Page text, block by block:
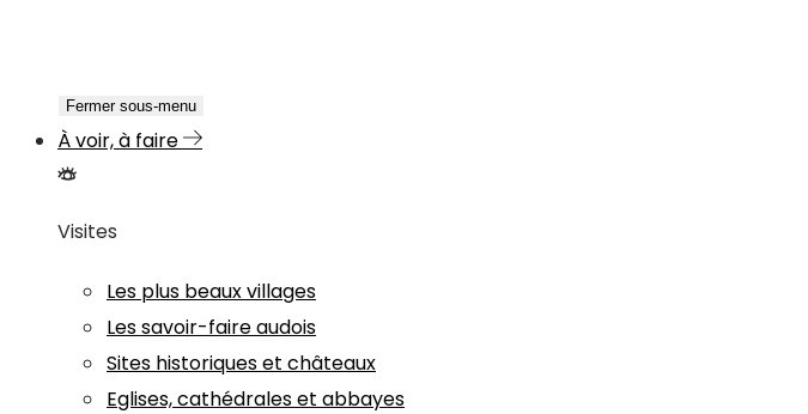
Fermer sous-menu
À voir, à faire
Visites
Les plus beaux villages
Les savoir-faire audois
Sites historiques et châteaux
Eglises, cathédrales et abbayes